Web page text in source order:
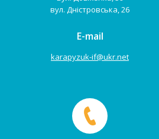
вул. Дністровська, 26
E-mail
karapyzuk-if@ukr.net